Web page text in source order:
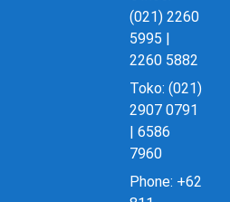
(021) 2260
5995 |
2260 5882
Toko: (021)
2907 0791
| 6586
7960
Phone: +62